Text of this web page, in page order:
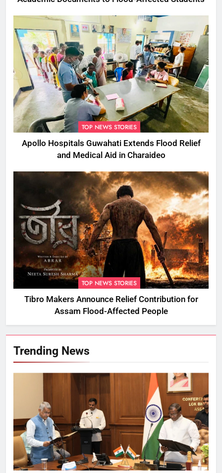
TOP NEWS STORIES
Apollo Hospitals Guwahati Extends Flood Relief
and Medical Aid in Charaideo
TOP NEWS STORIES
Tibro Makers Announce Relief Contribution for
Assam Flood-Affected People
Trending News